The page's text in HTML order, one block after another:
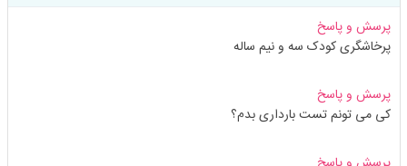
پرسش و پاسخ
پرخاشگری کودک سه و نیم ساله
پرسش و پاسخ
کی می تونم تست بارداری بدم؟